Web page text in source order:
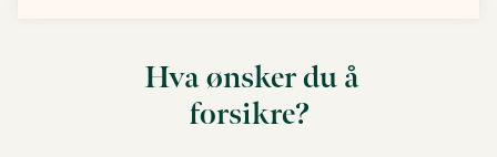
Hva ønsker du å
forsikre?